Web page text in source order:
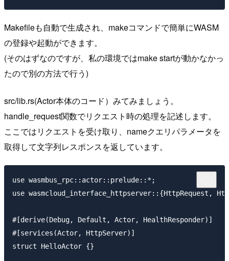
Makefileも自動で生成され、makeコマンドで簡単にWASM
の登録や起動ができます。
(そのはずなのですが、私の環境ではmake startが動かなかっ
たので別の方法で行う)
src/lib.rs(Actor本体のコード）みてみましょう。
handle_request関数でリクエスト時の処理を記述します。
ここではリクエストを受け取り、nameクエリパラメータを
取得して文字列レスポンスを返しています。
use wasmbus_rpc::actor::prelude::*;
use wasmcloud_interface_httpserver::{HttpRequest,
#[derive(Debug, Default, Actor, HealthResponder)]
#[services(Actor, HttpServer)]
struct HelloActor {}